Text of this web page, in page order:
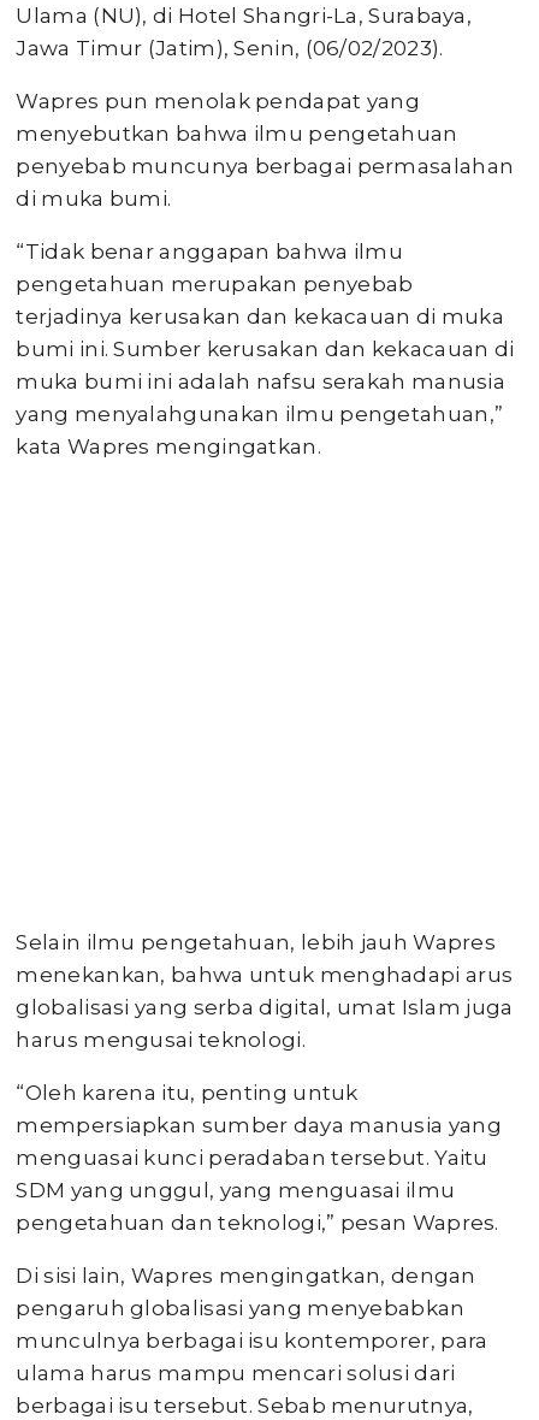
Ulama (NU), di Hotel Shangri-La, Surabaya,
Jawa Timur (Jatim), Senin, (06/02/2023).
Wapres pun menolak pendapat yang
menyebutkan bahwa ilmu pengetahuan
penyebab muncunya berbagai permasalahan
di muka bumi.
“Tidak benar anggapan bahwa ilmu
pengetahuan merupakan penyebab
terjadinya kerusakan dan kekacauan di muka
bumi ini. Sumber kerusakan dan kekacauan di
muka bumi ini adalah nafsu serakah manusia
yang menyalahgunakan ilmu pengetahuan,”
kata Wapres mengingatkan.
Selain ilmu pengetahuan, lebih jauh Wapres
menekankan, bahwa untuk menghadapi arus
globalisasi yang serba digital, umat Islam juga
harus mengusai teknologi.
“Oleh karena itu, penting untuk
mempersiapkan sumber daya manusia yang
menguasai kunci peradaban tersebut. Yaitu
SDM yang unggul, yang menguasai ilmu
pengetahuan dan teknologi,” pesan Wapres.
Di sisi lain, Wapres mengingatkan, dengan
pengaruh globalisasi yang menyebabkan
munculnya berbagai isu kontemporer, para
ulama harus mampu mencari solusi dari
berbagai isu tersebut. Sebab menurutnya,